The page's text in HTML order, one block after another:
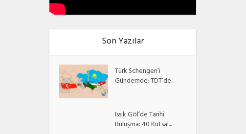
Son Yazılar
Türk Schengen’i
Gündemde: TDT’de...
Issık Göl’de Tarihi
Buluşma: 40 Kutsal...